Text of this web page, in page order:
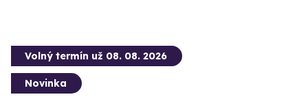
Volný termín už 08. 08. 2026
Novinka